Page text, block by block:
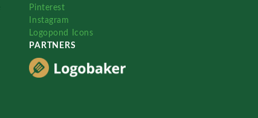
Pinterest
Instagram
Logopond Icons
PARTNERS